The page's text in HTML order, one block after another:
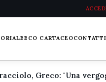
ECO CARTACEO